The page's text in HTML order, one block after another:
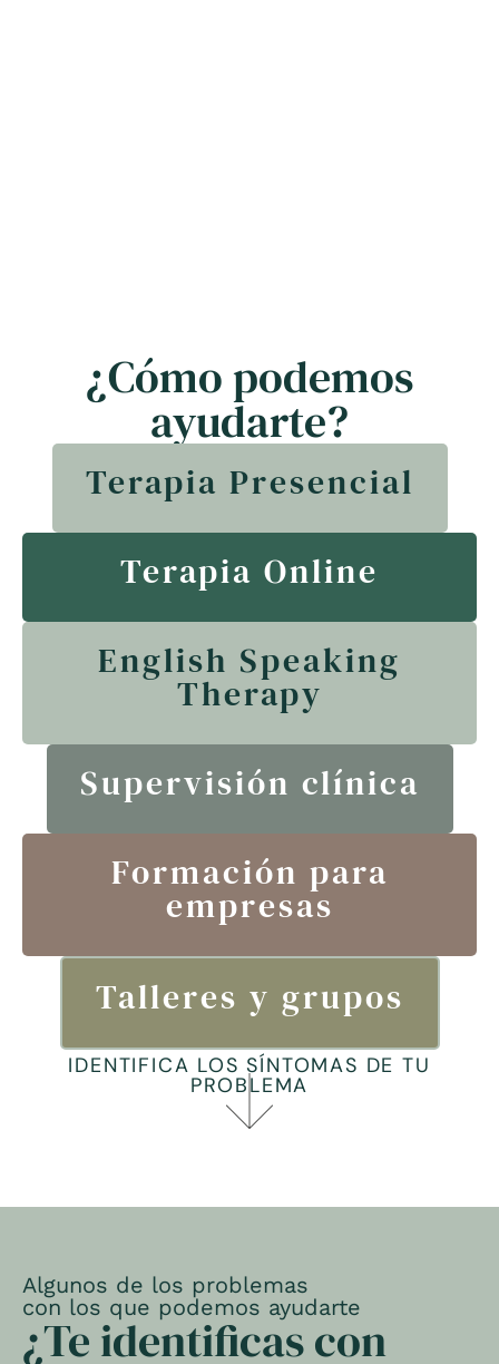
¿Cómo podemos
ayudarte?
Terapia Presencial
Terapia Online
English Speaking
Therapy
Supervisión clínica
Formación para
empresas
Talleres y grupos
IDENTIFICA LOS SÍNTOMAS DE TU
PROBLEMA
Algunos de los problemas
con los que podemos ayudarte
¿Te identificas con